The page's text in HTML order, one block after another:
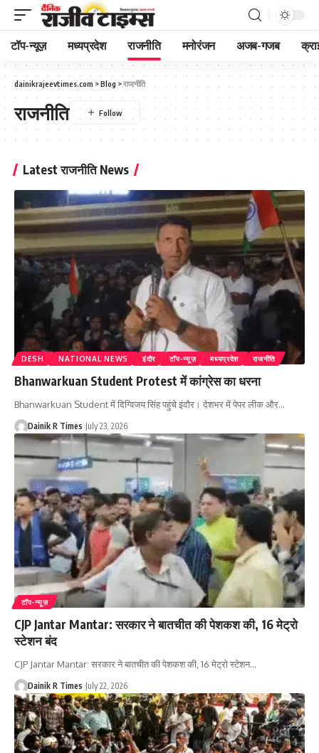
टॉप-न्यूज़ मध्यप्रदेश राजनीति मनोरंजन अजब-गजब
dainikrajeevtimes.com >Blog >राजनीति
राजनीति
Latest राजनीति News
DESH NATIONAL NEWS इंदौर टॉप-न्यूज़ मध्यप्रदेश राजनीति
Bhanwarkuan Student Protest में कांग्रेस का धरना
Bhanwarkuan Student में दिग्विजय सिंह पहुंचे इंदौर। देशभर में पेपर लीक और…
Dainik R Times July 23, 2026
टॉप-न्यूज़
CJP Jantar Mantar: सरकार ने बातचीत की पेशकश की, 16 मेट्रो
स्टेशन बंद
CJP Jantar Mantar: सरकार ने बातचीत की पेशकश की, 16 मेट्रो स्टेशन…
Dainik R Times July 22, 2026